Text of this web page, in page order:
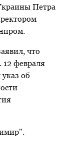
Петра
что
февраля
об